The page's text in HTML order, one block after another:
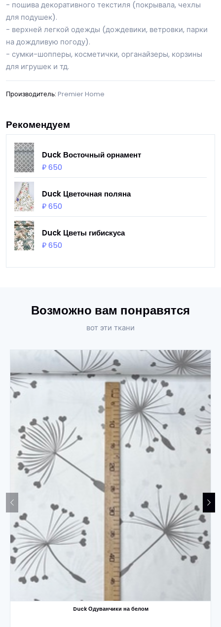
- пошива декоративного текстиля (покрывала, чехлы
для подушек).
- верхней легкой одежды (дождевики, ветровки, парки
на дождливую погоду).
- сумки-шопперы, косметички, органайзеры, корзины
для игрушек и тд.
Производитель: Premier Home
Рекомендуем
Duck Восточный орнамент
₽ 650
Duck Цветочная поляна
₽ 650
Duck Цветы гибискуса
₽ 650
Возможно вам понравятся
вот эти ткани
Duck Одуванчики на белом